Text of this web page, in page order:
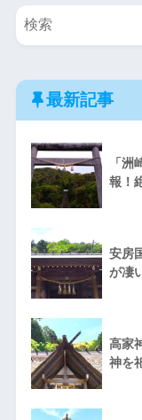
最新記事
「
報！
安房
が凄
高家
神を